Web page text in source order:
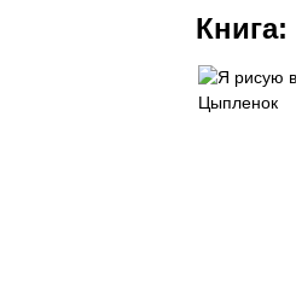
Книга: